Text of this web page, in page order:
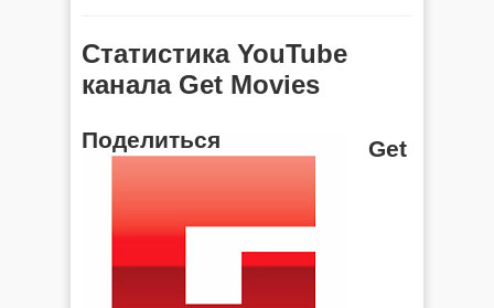
Статистика YouTube
канала Get Movies
Поделиться Get